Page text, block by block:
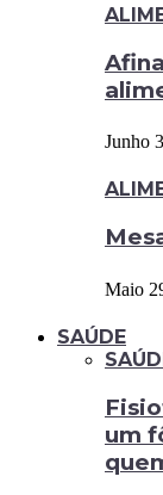
Junho
Maio
SAÚDE
um